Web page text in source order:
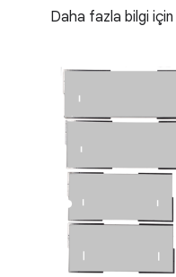
Daha fazla bilgi için